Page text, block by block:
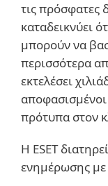
τις πρόσφατες
καταδεικνύει
μπορούν να
περισσότερα
εκτελέσει
πρότυπα στον
Η ESET
ενημέρωσης με